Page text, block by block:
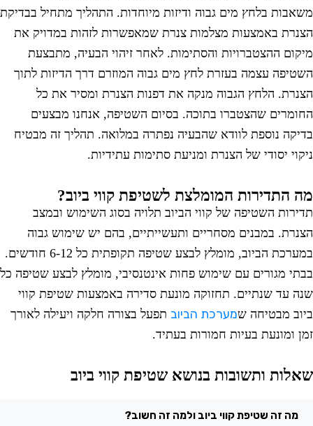
בלחץ מים גבוה ודיזות מיוחדות. התהליך מתחיל בבדיקת
באמצעות מצלמות צנרת שמאפשרות לזהות במדויק את
ההצטברויות והסתימות. לאחר זיהוי הבעיה, מתבצעת
עצמה בעזרת לחץ מים גבוה המוזרם דרך הדיזות לתוך
הלחץ הגבוה מנקה את דפנות הצנרת ומסיר את כל
שהצטברו בתוכה. בסיום השטיפה, אנחנו מבצעים
נוספת לוודא שהבעיה נפתרה במלואה. תהליך זה מבטיח
יסודי של הצנרת ומניעת סתימות עתידיות.
התדירות המומלצת לשטיפת קווי ביוב?
השטיפה של קווי הביוב תלויה בסוג השימוש ובמצב
במבנים מסחריים ותעשייתיים, בהם יש שימוש גבוה
במערכת הביוב, מומלץ לבצע שטיפה תקופתית כל 6-12 חודשים.
מגורים עם שימוש פחות אינטנסיבי, מומלץ לבצע שטיפה כל
עד שנתיים. תחזוקה מונעת סדירה באמצעות שטיפת קווי
מבטיחה שמערכת הביובתפעל בצורה חלקה ויעילה לאורך
ומונעת בעיות חמורות בעתיד.
ותשובות בנושא שטיפת קווי ביוב
מה זה שטיפת קווי ביוב ולמה זה חשוב?